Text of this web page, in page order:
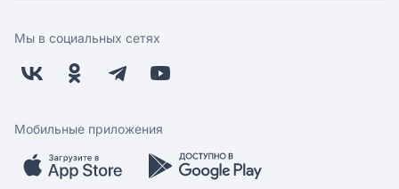
Поставщикам
Заводчикам
Обратная связь
Оплата
Бонусная программа
Скидки и акции
Мобильное приложение
Мы в социальных сетях
Мобильные приложения